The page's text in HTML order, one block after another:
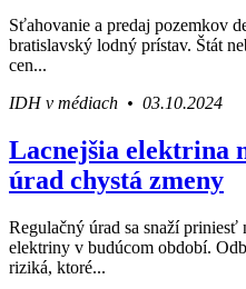
Sťahovanie a predaj pozemkov
bratislavský lodný prístav. Štát
cen...
IDH v médiach • 03.10.2024
Lacnejšia elektrina
úrad chystá zmeny
Regulačný úrad sa snaží
elektriny v budúcom období.
riziká, ktoré...